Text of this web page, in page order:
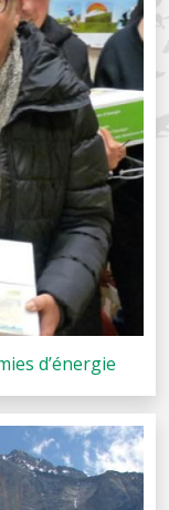
d’énergie